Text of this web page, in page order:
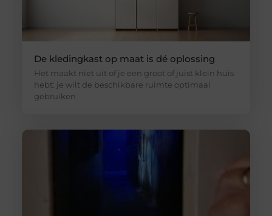
De kledingkast op maat is dé oplossing
Het maakt niet uit of je een groot of juist klein huis
hebt: je wilt de beschikbare ruimte optimaal
gebruiken